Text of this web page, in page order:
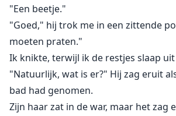
"Een beetje."
"Goed," hij trok me in een zittende
moeten praten."
Ik knikte, terwijl ik de restjes slaap
"Natuurlijk, wat is er?" Hij zag eruit
bad had genomen.
Zijn haar zat in de war, maar het zag